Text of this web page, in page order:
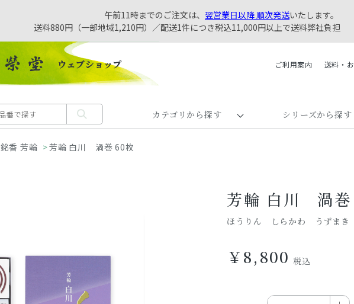
午前11時までのご注文は、 翌営業日以降 順次発送いたします。
送料880円（一部地域1,210円）／配送1件につき税込11,000円以上で送料弊社負担
ご利用案内 送料・
カテゴリから探す シリーズから探す
銘香 芳輪 >芳輪 白川 渦巻 60枚
芳輪 白川 渦巻
ほうりん しらかわ うずまき
￥8,800